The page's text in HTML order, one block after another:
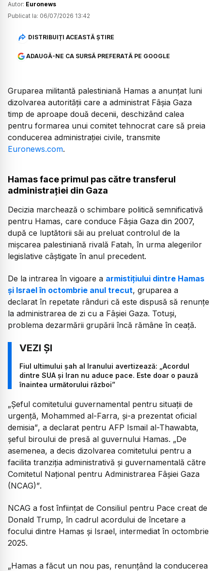
Autor: Euronews
Publicat la: 06/07/2026 13:42
DISTRIBUIȚI ACEASTĂ ȘTIRE
ADAUGĂ-NE CA SURSĂ PREFERATĂ PE GOOGLE
Gruparea militantă palestiniană Hamas a anunțat luni
dizolvarea autorității care a administrat Fâșia Gaza
timp de aproape două decenii, deschizând calea
pentru formarea unui comitet tehnocrat care să preia
conducerea administrației civile, transmite
Euronews.com.
Hamas face primul pas către transferul
administrației din Gaza
Decizia marchează o schimbare politică semnificativă
pentru Hamas, care conduce Fâșia Gaza din 2007,
după ce luptătorii săi au preluat controlul de la
mișcarea palestiniană rivală Fatah, în urma alegerilor
legislative câștigate în anul precedent.
De la intrarea în vigoare a armistițiului dintre Hamas
și Israel în octombrie anul trecut, gruparea a
declarat în repetate rânduri că este dispusă să renunțe
la administrarea de zi cu a Fâșiei Gaza. Totuși,
problema dezarmării grupării încă rămâne în ceață.
Fiul ultimului șah al Iranului avertizează: „Acordul
dintre SUA și Iran nu aduce pace. Este doar o pauză
înaintea următorului război”
„Șeful comitetului guvernamental pentru situații de
urgență, Mohammed al-Farra, și-a prezentat oficial
demisia”, a declarat pentru AFP Ismail al-Thawabta,
șeful biroului de presă al guvernului Hamas. „De
asemenea, a decis dizolvarea comitetului pentru a
facilita tranziția administrativă și guvernamentală către
Comitetul Național pentru Administrarea Fâșiei Gaza
(NCAG)”.
NCAG a fost înființat de Consiliul pentru Pace creat de
Donald Trump, în cadrul acordului de încetare a
focului dintre Hamas și Israel, intermediat în octombrie
2025.
„Hamas a făcut un nou pas, renunțând la conducerea